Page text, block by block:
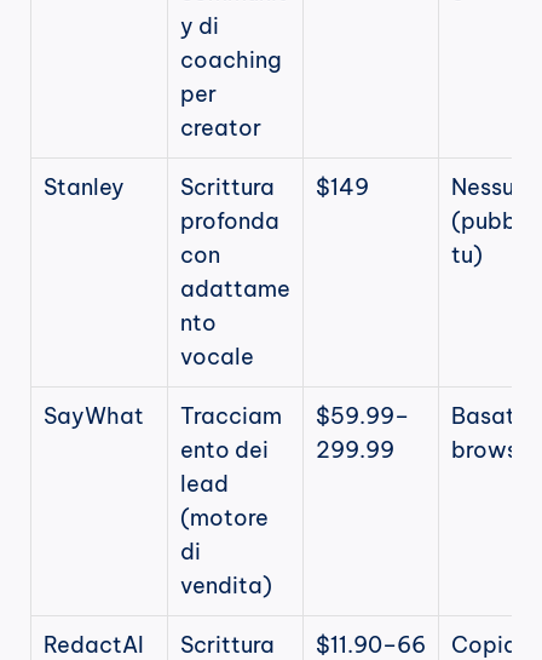
y di
coaching
per
creator
Stanley
Scrittura
profonda
con
adattame
nto
vocale
$149
Nessuna
tu)
SayWhat
Tracciam
ento dei
lead
(motore
di
vendita)
$59.99–
299.99
Basato
browser
RedactAI
Scrittura
$11.90–66
Copia-